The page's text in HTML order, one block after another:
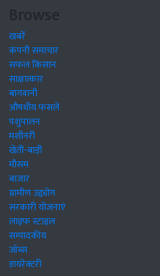
Browse
खबरें
कंपनी समाचार
सफल किसान
साक्षात्कार
बागवानी
औषधीय फसलें
पशुपालन
मशीनरी
खेती-बाड़ी
मौसम
बाजार
ग्रामीण उद्द्योग
सरकारी योजनाएं
लाइफ स्टाइल
सम्पादकीय
जॉब्स
डायरेक्टरी